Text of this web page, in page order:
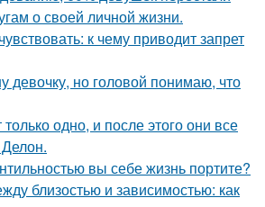
о своей личной жизни.
к чему приводит запрет
девочку, но головой понимаю, что
одно, и после этого они все
вы себе жизнь портите?
близостью и зависимостью: как